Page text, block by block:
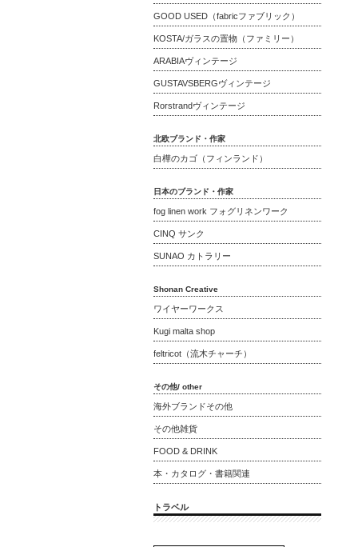
GOOD USED（fabricファブリック）
KOSTA/ガラスの置物（ファミリー）
ARABIAヴィンテージ
GUSTAVSBERGヴィンテージ
Rorstrandヴィンテージ
北欧ブランド・作家
白樺のカゴ（フィンランド）
日本のブランド・作家
fog linen work フォグリネンワーク
CINQ サンク
SUNAO カトラリー
Shonan Creative
ワイヤーワークス
Kugi malta shop
feltricot（流木チャーチ）
その他/ other
海外ブランドその他
その他雑貨
FOOD & DRINK
本・カタログ・書籍関連
トラベル